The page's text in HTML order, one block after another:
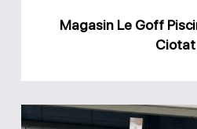
Magasin Le Goff
Ciotat